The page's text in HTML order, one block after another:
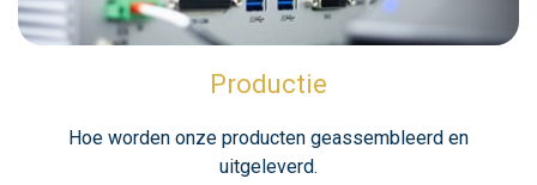
Productie
Hoe worden onze producten geassembleerd en
uitgeleverd.